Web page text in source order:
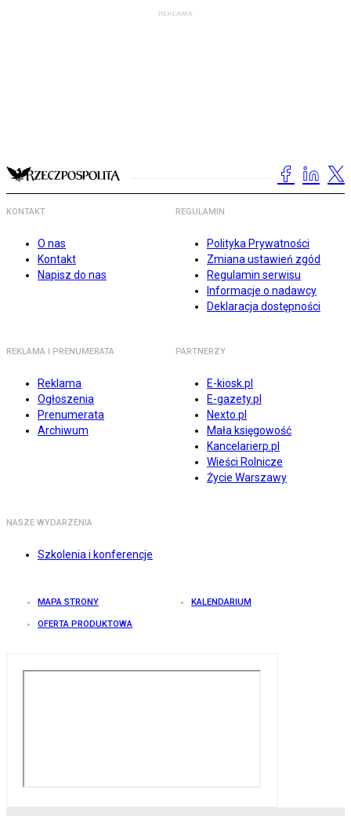
KONTAKT
O nas
Kontakt
Napisz do nas
REGULAMIN
Polityka Prywatności
Zmiana ustawień zgód
Regulamin serwisu
Informacje o nadawcy
Deklaracja dostępności
REKLAMA I PRENUMERATA
Reklama
Ogłoszenia
Prenumerata
Archiwum
PARTNERZY
E-kiosk.pl
E-gazety.pl
Nexto.pl
Mała księgowość
Kancelarierp.pl
Wieści Rolnicze
Życie Warszawy
NASZE WYDARZENIA
Szkolenia i konferencje
MAPA STRONY KALENDARIUM
OFERTA PRODUKTOWA